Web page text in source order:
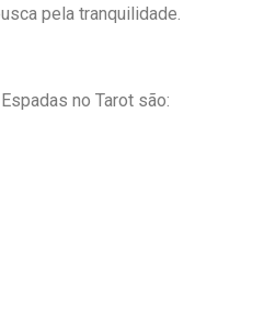
pela tranquilidade.
no Tarot são: